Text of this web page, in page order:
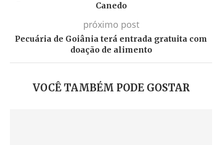
Canedo
próximo post
Pecuária de Goiânia terá entrada gratuita com
doação de alimento
VOCÊ TAMBÉM PODE GOSTAR